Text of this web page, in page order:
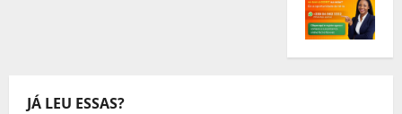
JÁ LEU ESSAS?